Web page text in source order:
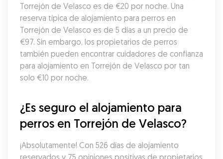
Torrejón de Velasco es de €20 por noche. Una
reserva típica de alojamiento para perros en
Torrejón de Velasco es de 5 días a un precio de
€97. Sin embargo, los propietarios de perros
también pueden encontrar cuidadores de confianza
para alojamiento en Torrejón de Velasco por tan
solo €10 por noche.
¿Es seguro el alojamiento para
perros en Torrejón de Velasco?
¡Absolutamente! Con 526 días de alojamiento
reservados y 75 opiniones positivas de propietarios